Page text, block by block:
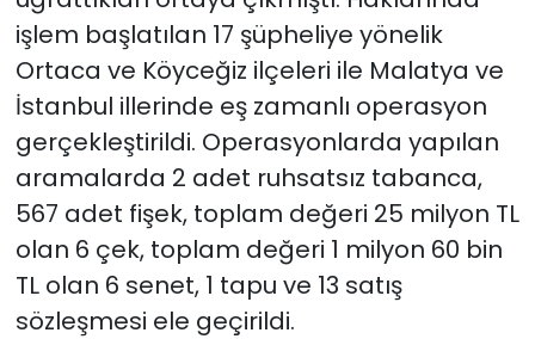
işlem başlatılan 17 şüpheliye yönelik
Ortaca ve Köyceğiz ilçeleri ile Malatya ve
İstanbul illerinde eş zamanlı operasyon
gerçekleştirildi. Operasyonlarda yapılan
aramalarda 2 adet ruhsatsız tabanca,
567 adet fişek, toplam değeri 25 milyon TL
olan 6 çek, toplam değeri 1 milyon 60 bin
TL olan 6 senet, 1 tapu ve 13 satış
sözleşmesi ele geçirildi.